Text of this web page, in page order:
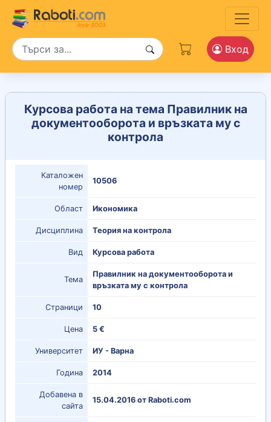
Вход
Курсова работа на тема Правилник на
документооборота и връзката му с
контрола
Каталожен
номер
10506
Област Икономика
Дисциплина Теория на контрола
Вид Курсова работа
Тема
Правилник на документооборота и
връзката му с контрола
Страници 10
Цена 5 €
Университет ИУ - Варна
Година 2014
Добавена в
сайта
15.04.2016 от Raboti.com